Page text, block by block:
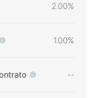
2.00%
1.00%
--